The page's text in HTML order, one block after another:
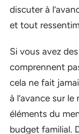
discuter à
et tout
Si vous avez
comprennent
cela ne fait
à l’avance sur
éléments du
budget familial.